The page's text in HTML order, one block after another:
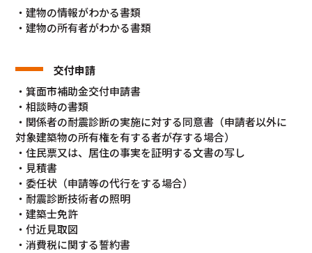
・建物の情報がわかる書類
・建物の所有者がわかる書類
交付申請
・箕面市補助金交付申請書
・相談時の書類
・関係者の耐震診断の実施に対する同意書（申請者以外に
対象建築物の所有権を有する者が存する場合）
・住民票又は、居住の事実を証明する文書の写し
・見積書
・委任状（申請等の代行をする場合）
・耐震診断技術者の照明
・建築士免許
・付近見取図
・消費税に関する誓約書